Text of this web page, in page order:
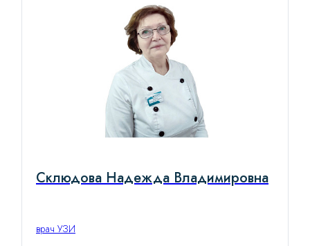
Склюдова Надежда Владимировна
врач УЗИ